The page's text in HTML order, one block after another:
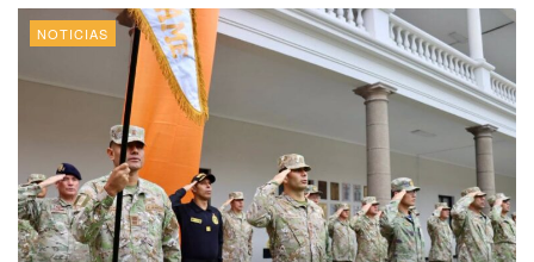
NOTICIAS